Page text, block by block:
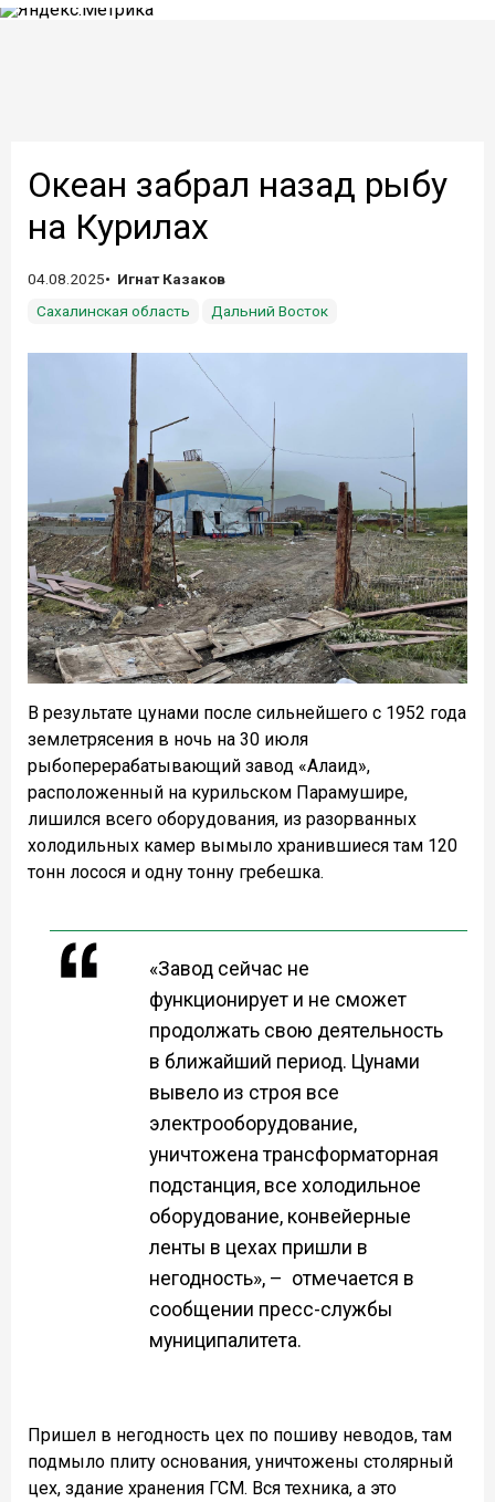
Океан забрал назад рыбу
на Курилах
04.08.2025
Игнат Казаков
Сахалинская область
Дальний Восток
В результате цунами после сильнейшего с 1952 года
землетрясения в ночь на 30 июля
рыбоперерабатывающий завод «Алаид»,
расположенный на курильском Парамушире,
лишился всего оборудования, из разорванных
холодильных камер вымыло хранившиеся там 120
тонн лосося и одну тонну гребешка.
«Завод сейчас не
функционирует и не сможет
продолжать свою деятельность
в ближайший период. Цунами
вывело из строя все
электрооборудование,
уничтожена трансформаторная
подстанция, все холодильное
оборудование, конвейерные
ленты в цехах пришли в
негодность», – отмечается в
сообщении пресс-службы
муниципалитета.
Пришел в негодность цех по пошиву неводов, там
подмыло плиту основания, уничтожены столярный
цех, здание хранения ГСМ. Вся техника, а это